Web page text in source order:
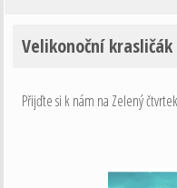
Velikonoční
Přijďte si k nám na Zelený